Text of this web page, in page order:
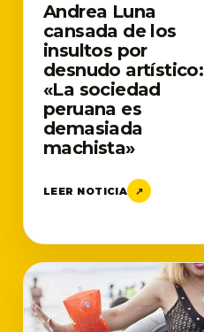
Andrea Luna
cansada de los
insultos por
desnudo artístico:
«La sociedad
peruana es
demasiada
machista»
LEER NOTICIA ↗